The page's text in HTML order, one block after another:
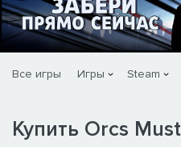
Все игры Игры Steam
Купить Orcs